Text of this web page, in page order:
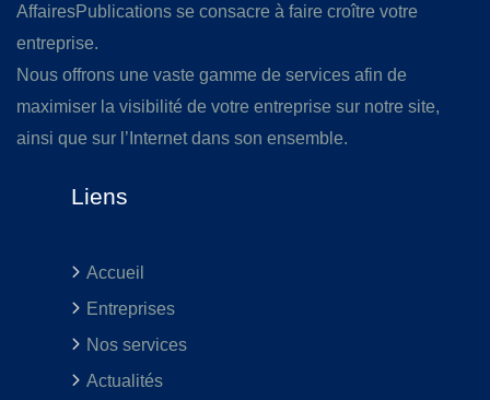
AffairesPublications se consacre à faire croître votre
entreprise.
Nous offrons une vaste gamme de services afin de
maximiser la visibilité de votre entreprise sur notre site,
ainsi que sur l’Internet dans son ensemble.
Liens
Accueil
Entreprises
Nos services
Actualités